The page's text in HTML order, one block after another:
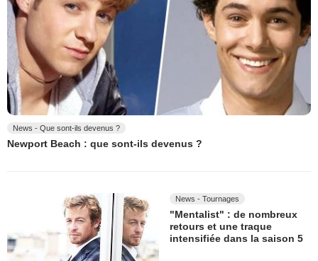
News - Que sont-ils devenus ?
Newport Beach : que sont-ils devenus ?
News - Tournages
"Mentalist" : de nombreux
retours et une traque
intensifiée dans la saison 5